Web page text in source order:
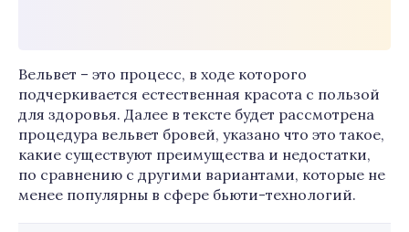
Вельвет – это процесс, в ходе которого
подчеркивается естественная красота с пользой
для здоровья. Далее в тексте будет рассмотрена
процедура вельвет бровей, указано что это такое,
какие существуют преимущества и недостатки,
по сравнению с другими вариантами, которые не
менее популярны в сфере бьюти-технологий.